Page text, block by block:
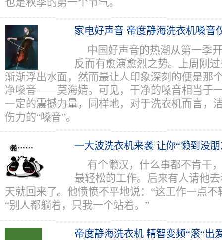
也是秋季的第一个节气。
家电好声音 帝度静海洗衣机嗓音
中国好声音的热潮从第一季
反而有愈演愈烈之势。上周刚
渐渐浮出水面，然而最让人印象深刻的便是那
净嗓音——莫海婧。可见，干净的嗓音相当于
一定的震撼力量，同样地，对于洗衣机而言，
伤力的“嗓音”。
一大波洗衣机来袭 让你“懒到没朋
有个懒汉，什么事都不肯干
最轻松的工作。后来有人请他
天就回来了。他愤愤不平地说：“这工作一点不
“别人都躺着，只我一个站着。”
帝度静海洗衣机 精智变频“滚“出